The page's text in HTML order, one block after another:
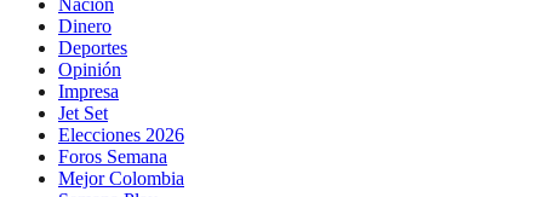
Dinero
Deportes
Opinión
Impresa
Jet Set
Elecciones 2026
Foros Semana
Mejor Colombia